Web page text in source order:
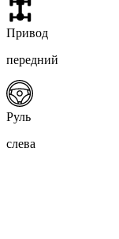
Привод
передний
Руль
слева